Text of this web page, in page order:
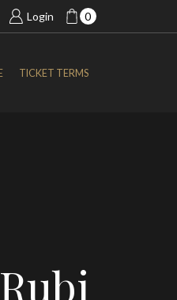
UNTUK BANGSA 2026
Login 0
TICKET TERMS